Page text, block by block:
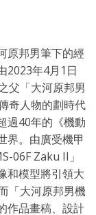
原邦男筆下的經
2023年4月1日
父「大河原邦男
奇人物的劃時代
過40年的《機動
界。由廣受機甲
06F Zaku II」
和模型將引領大
「大河原邦男機
作品畫稿、設計